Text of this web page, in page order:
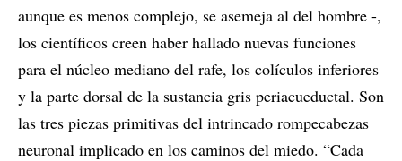
aunque es menos complejo, se asemeja al del hombre -,
los científicos creen haber hallado nuevas funciones
para el núcleo mediano del rafe, los colículos inferiores
y la parte dorsal de la sustancia gris periacueductal. Son
las tres piezas primitivas del intrincado rompecabezas
neuronal implicado en los caminos del miedo. “Cada